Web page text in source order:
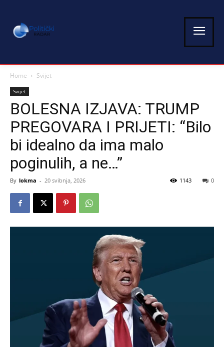
Home Svijet
Svijet
BOLESNA IZJAVA: TRUMP
PREGOVARA I PRIJETI: “Bilo
bi idealno da ima malo
poginulih, a ne…”
By lokma - 20 svibnja, 2026 0
1143